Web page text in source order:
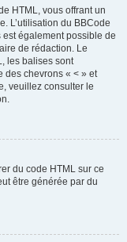
HTML, vous offrant un
L’utilisation du BBCode
également possible de
de rédaction. Le
les balises sont
des chevrons « < » et
veuillez consulter le
du code HTML sur ce
être générée par du